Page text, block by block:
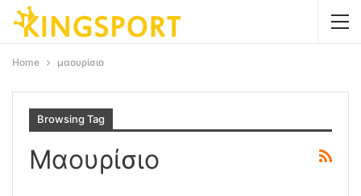
Home μαουρίσιο
Browsing Tag
Μαουρίσιο